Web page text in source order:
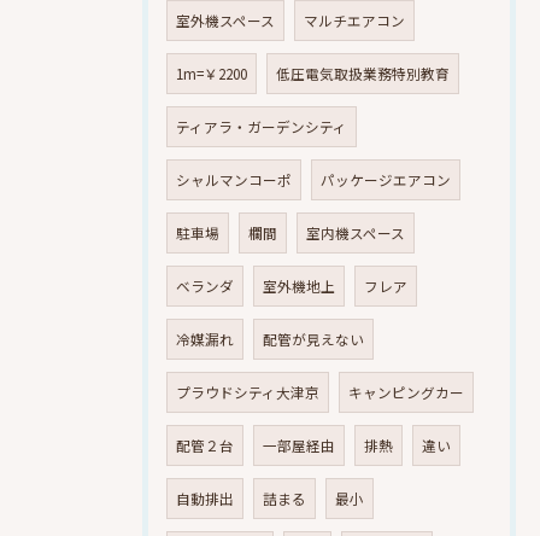
室外機スペース マルチエアコン
1m=￥2200 低圧電気取扱業務特別教育
ティアラ・ガーデンシティ
シャルマンコーポ パッケージエアコン
駐車場 欄間 室内機スペース
ベランダ 室外機地上 フレア
冷媒漏れ 配管が見えない
プラウドシティ大津京 キャンピングカー
配管２台 一部屋経由 排熱 違い
自動排出 詰まる 最小